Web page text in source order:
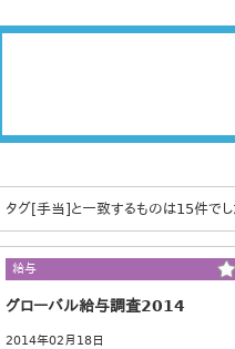
タグ[手当]と一致するものは15件でし
給与
グローバル給与調査2014
2014年02月18日